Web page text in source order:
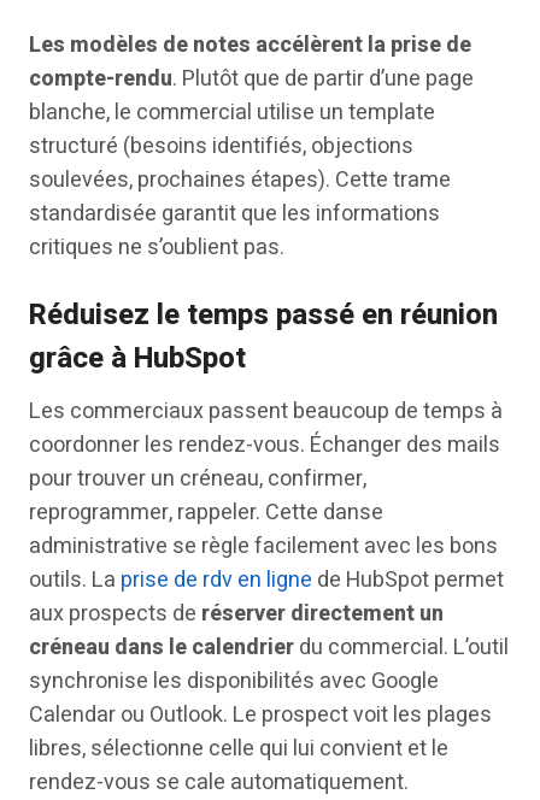
Les modèles de notes accélèrent la prise de
compte-rendu. Plutôt que de partir d’une page
blanche, le commercial utilise un template
structuré (besoins identifiés, objections
soulevées, prochaines étapes). Cette trame
standardisée garantit que les informations
critiques ne s’oublient pas.
Réduisez le temps passé en réunion
grâce à HubSpot
Les commerciaux passent beaucoup de temps à
coordonner les rendez-vous. Échanger des mails
pour trouver un créneau, confirmer,
reprogrammer, rappeler. Cette danse
administrative se règle facilement avec les bons
outils. La prise de rdv en ligne de HubSpot permet
aux prospects de réserver directement un
créneau dans le calendrierdu commercial. L’outil
synchronise les disponibilités avec Google
Calendar ou Outlook. Le prospect voit les plages
libres, sélectionne celle qui lui convient et le
rendez-vous se cale automatiquement.